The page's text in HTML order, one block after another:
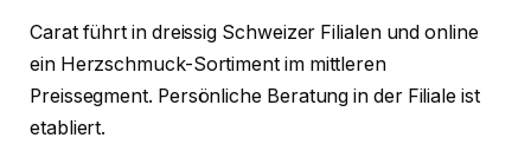
Carat führt in dreissig Schweizer Filialen und online
ein Herzschmuck-Sortiment im mittleren
Preissegment. Persönliche Beratung in der Filiale ist
etabliert.